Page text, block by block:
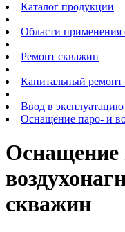
Каталог продукции
Области
Ремонт скважин
Капитальный ремонт
Ввод в
Оснащение паро- и
Оснащение
скважин